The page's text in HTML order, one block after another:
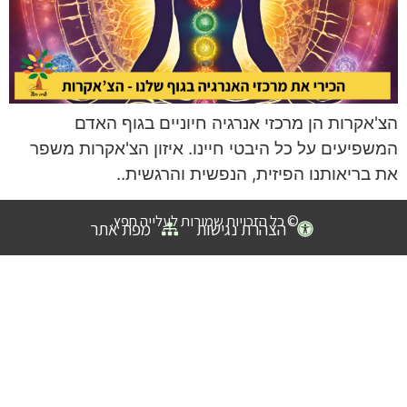
הצ'אקרות הן מרכזי אנרגיה חיוניים בגוף האדם
המשפיעים על כל היבטי חיינו. איזון הצ'אקרות משפר
את בריאותנו הפיזית, הנפשית והרגשית..
© כל הזכויות שמורות לעלייה חפץ.
הצהרת נגישות מפת אתר